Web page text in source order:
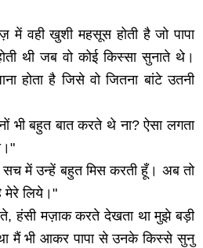
में वही खुशी महसूस होती है जो पापा
थी जब वो कोई किस्सा सुनाते थे।
होता है जिसे वो जितना बांटे उतनी
भी बहुत बात करते थे ना? ऐसा लगता
में उन्हें बहुत मिस करती हूँ। अब तो
मेरे लिये।"
हंसी मज़ाक करते देखता था मुझे बड़ी
मैं भी आकर पापा से उनके किस्से सुनु